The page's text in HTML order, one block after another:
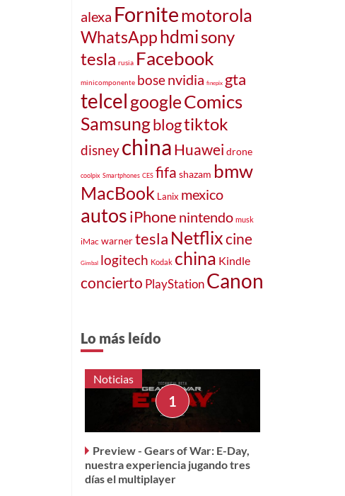
alexa Fornitemotorola
WhatsApphdmisony
tesla rusia Facebook
minicomponente bosenvidia finepix gta
telcel googleComics
Samsungblogtiktok
disneychina Huawei drone
coolpix Smartphones CES fifa shazam bmw
MacBook Lanix mexico
autosiPhone nintendo musk
iMac warnertesla Netflixcine
Gimbal logitech Kodak china Kindle
concierto PlayStationCanon
Lo más leído
Noticias
Preview - Gears of War: E-Day,
nuestra experiencia jugando tres
días el multiplayer